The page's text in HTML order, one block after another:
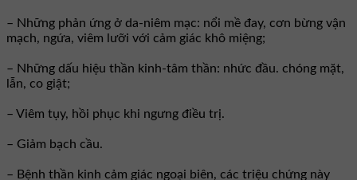
– Những phản ứng ở da-niêm mạc: nổi mề đay, cơn bừng vận
mạch, ngứa, viêm lưỡi với cảm giác khô miệng;
– Những dấu hiệu thần kinh-tâm thần: nhức đầu. chóng mặt,
lẫn, co giật;
– Viêm tụy, hồi phục khi ngưng điều trị.
– Giảm bạch cầu.
– Bệnh thần kinh cảm giác ngoại biên, các triệu chứng này